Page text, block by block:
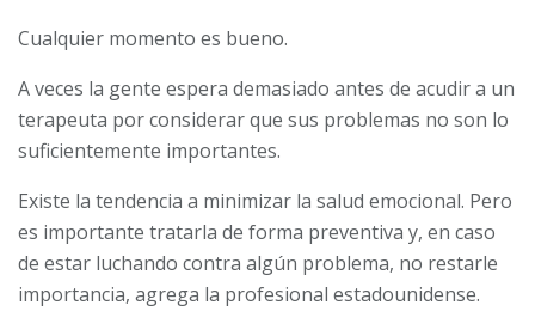
Cualquier momento es bueno.
A veces la gente espera demasiado antes de acudir a un
terapeuta por considerar que sus problemas no son lo
suficientemente importantes.
Existe la tendencia a minimizar la salud emocional. Pero
es importante tratarla de forma preventiva y, en caso
de estar luchando contra algún problema, no restarle
importancia, agrega la profesional estadounidense.